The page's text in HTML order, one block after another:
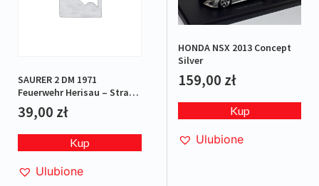
SAURER 2 DM 1971
Feuerwehr Herisau – Straż
pożarna
39,00 zł
Kup
Ulubione
HONDA NSX 2013 Concept
Silver
159,00 zł
Kup
Ulubione